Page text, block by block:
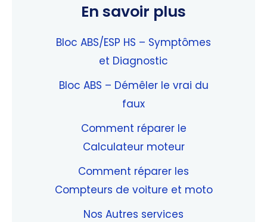
En savoir plus
Bloc ABS/ESP HS – Symptômes
et Diagnostic
Bloc ABS – Démêler le vrai du
faux
Comment réparer le
Calculateur moteur
Comment réparer les
Compteurs de voiture et moto
Nos Autres services